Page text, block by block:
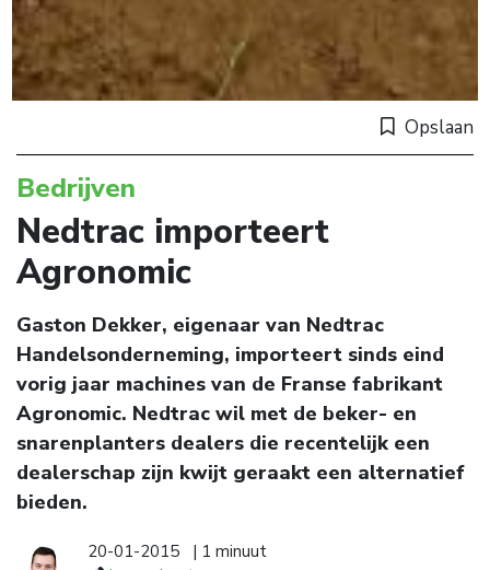
Opslaan
Bedrijven
Nedtrac importeert
Agronomic
Gaston Dekker, eigenaar van Nedtrac
Handelsonderneming, importeert sinds eind
vorig jaar machines van de Franse fabrikant
Agronomic. Nedtrac wil met de beker- en
snarenplanters dealers die recentelijk een
dealerschap zijn kwijt geraakt een alternatief
bieden.
20-01-2015
| 1 minuut